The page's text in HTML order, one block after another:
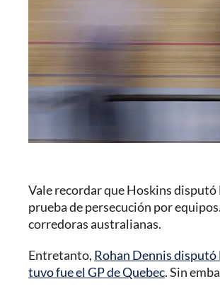
Vale recordar que Hoskins disputó
prueba de persecución por
corredoras australianas.
Entretanto, Rohan Dennis disputó
tuvo fue el GP de Quebec. Sin